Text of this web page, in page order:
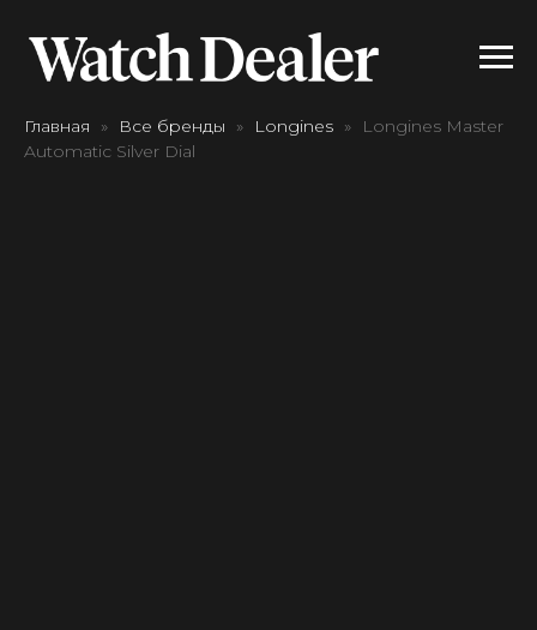
Главная Все бренды Longines
Longines Master
Automatic Silver Dial